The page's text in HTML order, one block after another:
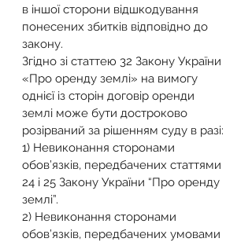
в іншої сторони відшкодування
понесених збитків відповідно до
закону.
Згідно зі статтею 32 Закону України
«Про оренду землі» на вимогу
однієї із сторін договір оренди
землі може бути достроково
розірваний за рішенням суду в разі:
1) Невиконання сторонами
обов’язків, передбачених статтями
24 і 25 Закону України “Про оренду
землі”.
2) Невиконання сторонами
обов’язків, передбачених умовами